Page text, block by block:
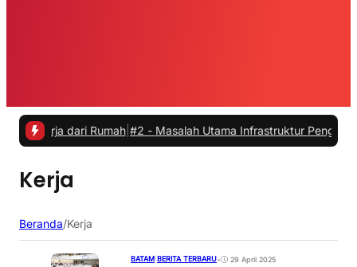
dari Rumah |#2 -Masalah Utama Infrastruktur Pengisian
Kerja
Beranda/Kerja
BATAM BERITA TERBARU• 29 April 2025